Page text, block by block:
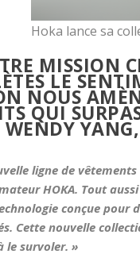
Hoka lance sa
MISSION
LE
NOUS
QUI
WENDY
ligne de
HOKA. Tout
conçue pour
Cette nouvelle
le survoler. »